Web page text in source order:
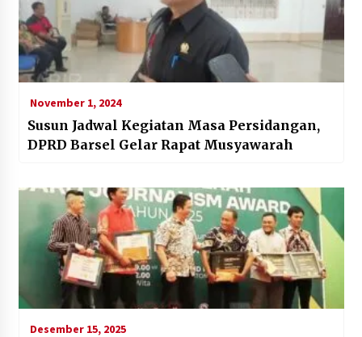
November 1, 2024
Susun Jadwal Kegiatan Masa Persidangan,
DPRD Barsel Gelar Rapat Musyawarah
Desember 15, 2025